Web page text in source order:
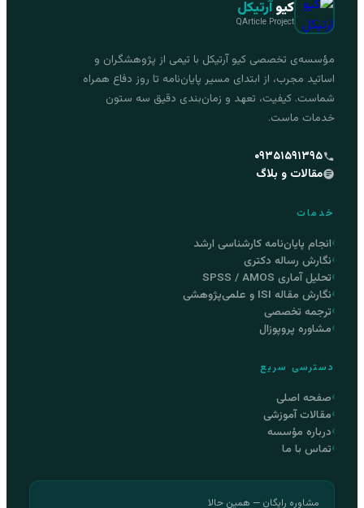
کیوآرتیکل
QArticle Project
مؤسسه‌ی تخصصی کیو آرتیکل با تیمی از پژوهشگران و
اساتید مجرب، از ابتدای مسیر پایان‌نامه تا روز دفاع همراه
شماست. کیفیت، تعهد و زمان‌بندی دقیق سه ستون
خدمات ماست.
۰۹۳۵۱۵۹۱۳۹۵
مقالات و بلاگ
خدمات
انجام پایان‌نامه کارشناسی ارشد
نگارش رساله دکتری
تحلیل آماری SPSS / AMOS
نگارش مقاله ISI و علمی‌پژوهشی
ترجمه تخصصی
مشاوره پروپوزال
دسترسی سریع
صفحه اصلی
مقالات آموزشی
درباره مؤسسه
تماس با ما
مشاوره رایگان — همین حالا